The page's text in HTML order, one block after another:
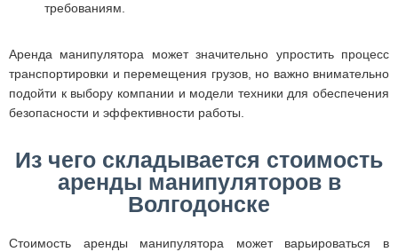
требованиям.
Аренда манипулятора может значительно упростить процесс
транспортировки и перемещения грузов, но важно внимательно
подойти к выбору компании и модели техники для обеспечения
безопасности и эффективности работы.
Из чего складывается стоимость
аренды манипуляторов в
Волгодонске
Стоимость аренды манипулятора может варьироваться в